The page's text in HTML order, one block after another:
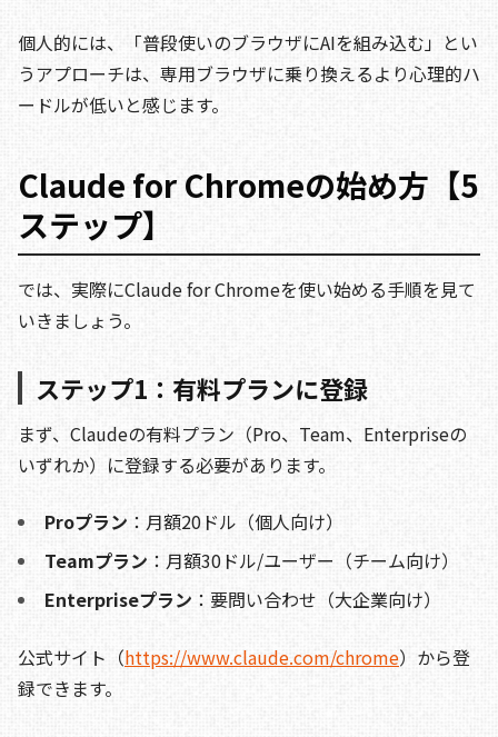
個人的には、「普段使いのブラウザにAIを組み込む」とい
うアプローチは、専用ブラウザに乗り換えるより心理的ハ
ードルが低いと感じます。
Claude for Chromeの始め方【5
ステップ】
では、実際にClaude for Chromeを使い始める手順を見て
いきましょう。
ステップ1：有料プランに登録
まず、Claudeの有料プラン（Pro、Team、Enterpriseの
いずれか）に登録する必要があります。
Proプラン ：月額20ドル（個人向け）
Teamプラン ：月額30ドル/ユーザー（チーム向け）
Enterpriseプラン ：要問い合わせ（大企業向け）
公式サイト（https://www.claude.com/chrome）から登
録できます。